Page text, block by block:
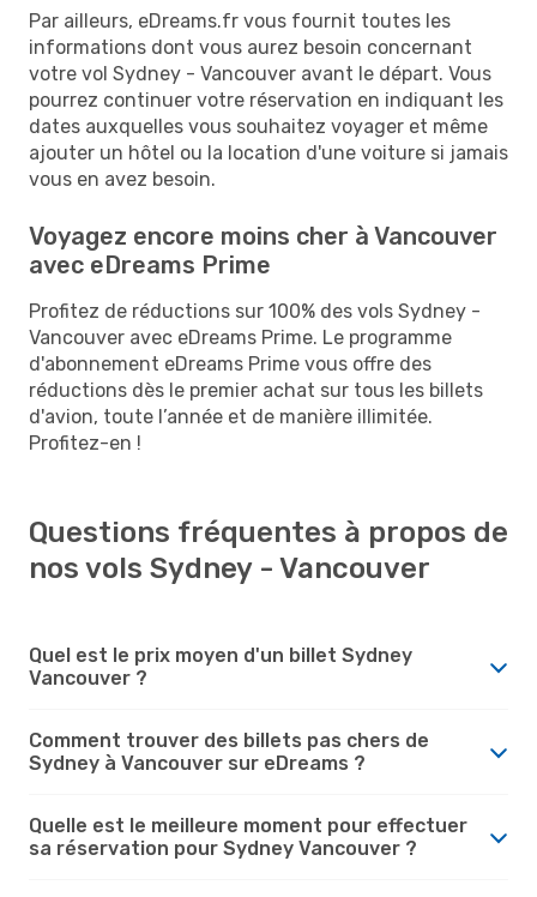
Par ailleurs, eDreams.fr vous fournit toutes les
informations dont vous aurez besoin concernant
votre vol Sydney - Vancouver avant le départ. Vous
pourrez continuer votre réservation en indiquant les
dates auxquelles vous souhaitez voyager et même
ajouter un hôtel ou la location d'une voiture si jamais
vous en avez besoin.
Voyagez encore moins cher à Vancouver
avec eDreams Prime
Profitez de réductions sur 100% des vols Sydney -
Vancouver avec eDreams Prime. Le programme
d'abonnement eDreams Prime vous offre des
réductions dès le premier achat sur tous les billets
d'avion, toute l’année et de manière illimitée.
Profitez-en !
Questions fréquentes à propos de
nos vols Sydney - Vancouver
Quel est le prix moyen d'un billet Sydney
Vancouver ?
Comment trouver des billets pas chers de
Sydney à Vancouver sur eDreams ?
Quelle est le meilleure moment pour effectuer
sa réservation pour Sydney Vancouver ?